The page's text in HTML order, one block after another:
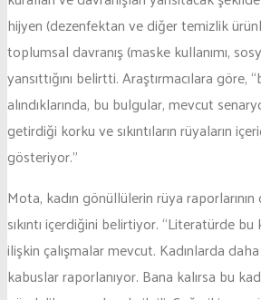
hijyen (dezenfektan ve diğer temizlik
toplumsal davranış (maske kullanımı,
yansıttığını belirtti. Araştırmacılara göre,
alındıklarında, bu bulgular, mevcut
getirdiği korku ve sıkıntıların rüyaların
gösteriyor.”
Mota, kadın gönüllülerin rüya
sıkıntı içerdiğini belirtiyor. “Literatürde
ilişkin çalışmalar mevcut. Kadınlarda
kabuslar raporlanıyor. Bana kalırsa bu